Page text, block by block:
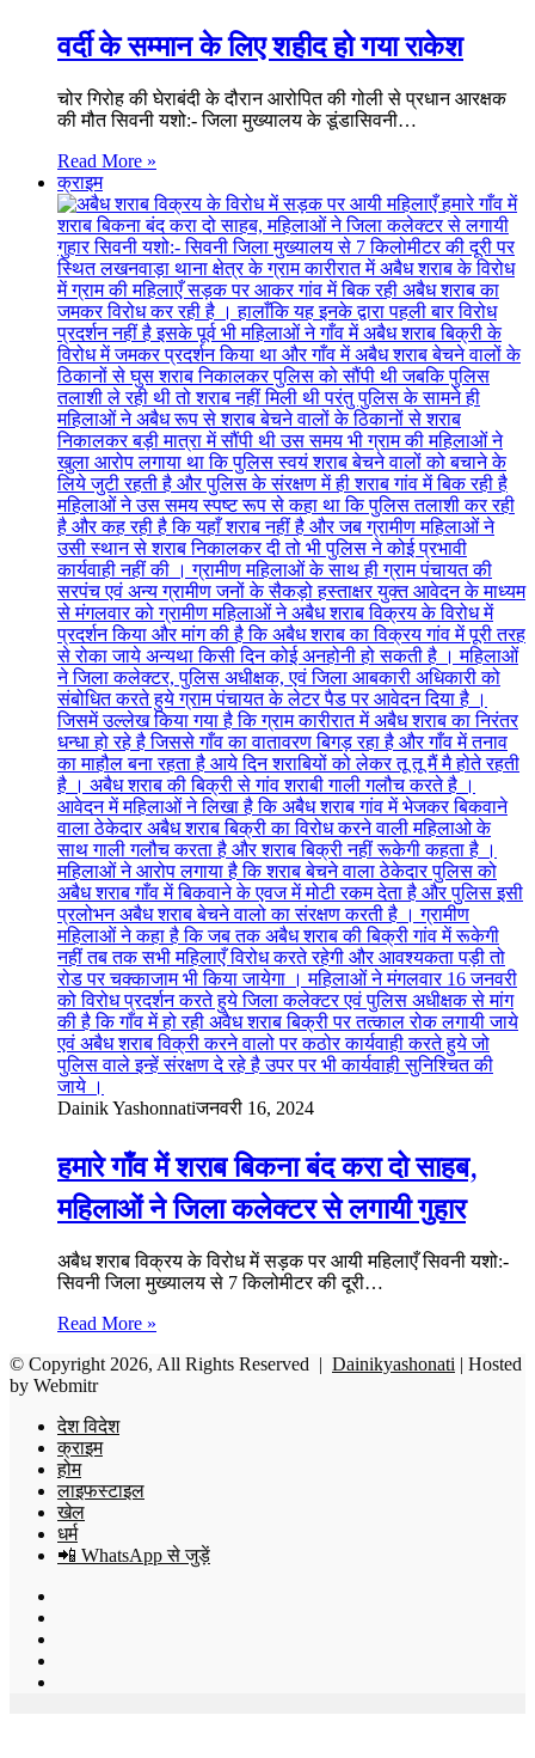
वर्दी के सम्मान के लिए शहीद हो गया राकेश
चोर गिरोह की घेराबंदी के दौरान आरोपित की गोली से प्रधान आरक्षक
की मौत सिवनी यशो:- जिला मुख्यालय के डूंडासिवनी…
Read More »
क्राइम
Dainik Yashonnatiजनवरी 16, 2024
हमारे गाँव में शराब बिकना बंद करा दो साहब,
महिलाओं ने जिला कलेक्टर से लगायी गुहार
अबैध शराब विक्रय के विरोध में सड़क पर आयी महिलाएँ सिवनी यशो:-
सिवनी जिला मुख्यालय से 7 किलोमीटर की दूरी…
Read More »
© Copyright 2026, All Rights Reserved | Dainikyashonati | Hosted
by Webmitr
देश विदेश
क्राइम
होम
लाइफस्टाइल
खेल
धर्म
📲 WhatsApp से जुड़ें